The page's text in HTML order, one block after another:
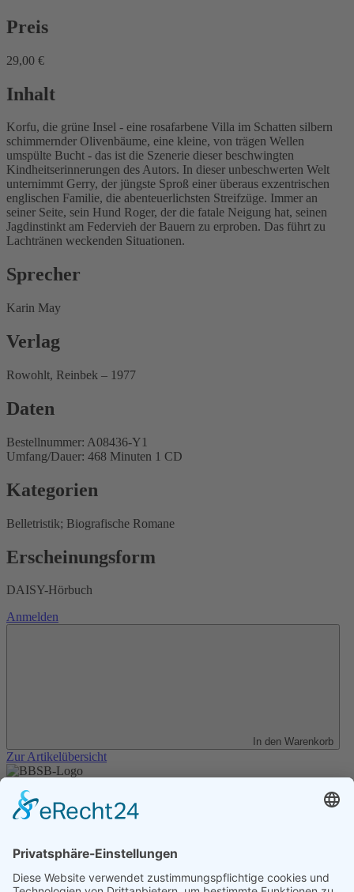
Preis
29,00 €
Inhalt
Korfu, die grüne Insel - eine rosafarbene Villa im Schatten silbern
schimmernder Olivenbäume, eine kleine, von trägen Wellen
umspülte Bucht - das ist die Szenerie dieser beschwingten
Kindheitserinnerungen des Autors. In dieser unbeschwerten Welt
unternimmt Gerry, der jüngste Sproß einer überaus exzentrischen
englischen Familie, die abenteuerlichsten Streifzüge. Immer an
seiner Seite, sein Hund Roger, der die fatale Neigung hat, seinen
Jagdinstinkt am Federvieh der Bauern zu erproben. Das führt zu
Lachtränen weckenden Situationen.
Sprecher
Karin May
Verlag
Rowohlt, Reinbek – 1977
Daten
Bestellnummer: A08436-Y1
Umfang/Dauer: 468 Minuten 1 CD
Kategorien
Belletristik; Biografische Romane
Erscheinungsform
DAISY-Hörbuch
Anmelden
In den Warenkorb
Zur Artikelübersicht
Unser Angebot
Shop
Datenschutz
Kontakt